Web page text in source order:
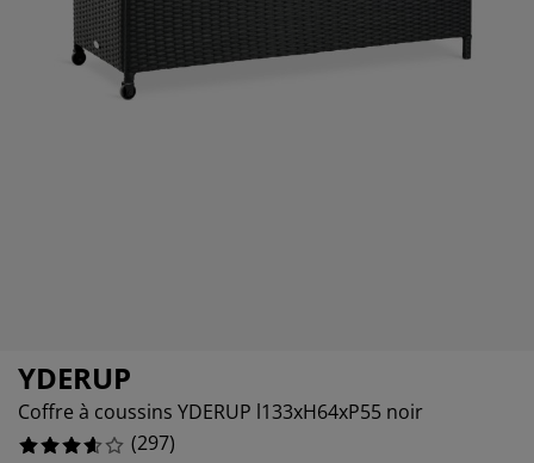
avec rangement
entretien meubles
d'extérieur
et entretien
YDERUP
Coffre à coussins YDERUP l133xH64xP55 noir
(297)